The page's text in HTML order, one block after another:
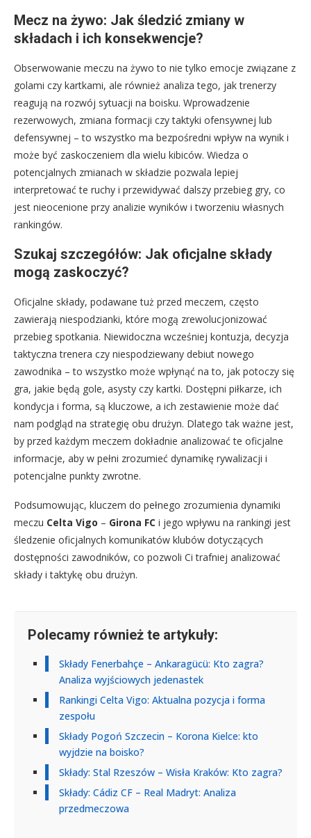
Mecz na żywo: Jak śledzić zmiany w
składach i ich konsekwencje?
Obserwowanie meczu na żywo to nie tylko emocje związane z
golami czy kartkami, ale również analiza tego, jak trenerzy
reagują na rozwój sytuacji na boisku. Wprowadzenie
rezerwowych, zmiana formacji czy taktyki ofensywnej lub
defensywnej – to wszystko ma bezpośredni wpływ na wynik i
może być zaskoczeniem dla wielu kibiców. Wiedza o
potencjalnych zmianach w składzie pozwala lepiej
interpretować te ruchy i przewidywać dalszy przebieg gry, co
jest nieocenione przy analizie wyników i tworzeniu własnych
rankingów.
Szukaj szczegółów: Jak oficjalne składy
mogą zaskoczyć?
Oficjalne składy, podawane tuż przed meczem, często
zawierają niespodzianki, które mogą zrewolucjonizować
przebieg spotkania. Niewidoczna wcześniej kontuzja, decyzja
taktyczna trenera czy niespodziewany debiut nowego
zawodnika – to wszystko może wpłynąć na to, jak potoczy się
gra, jakie będą gole, asysty czy kartki. Dostępni piłkarze, ich
kondycja i forma, są kluczowe, a ich zestawienie może dać
nam podgląd na strategię obu drużyn. Dlatego tak ważne jest,
by przed każdym meczem dokładnie analizować te oficjalne
informacje, aby w pełni zrozumieć dynamikę rywalizacji i
potencjalne punkty zwrotne.
Podsumowując, kluczem do pełnego zrozumienia dynamiki
meczu Celta Vigo – Girona FC i jego wpływu na rankingi jest
śledzenie oficjalnych komunikatów klubów dotyczących
dostępności zawodników, co pozwoli Ci trafniej analizować
składy i taktykę obu drużyn.
Polecamy również te artykuły:
Składy Fenerbahçe – Ankaragücü: Kto zagra?
Analiza wyjściowych jedenastek
Rankingi Celta Vigo: Aktualna pozycja i forma
zespołu
Składy Pogoń Szczecin – Korona Kielce: kto
wyjdzie na boisko?
Składy: Stal Rzeszów – Wisła Kraków: Kto zagra?
Składy: Cádiz CF – Real Madryt: Analiza
przedmeczowa